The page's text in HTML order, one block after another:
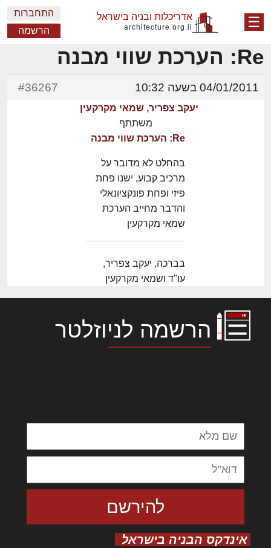
☰ אדריכלות ובניה בישראל
architecture.org.il
התחברות
הרשמה
Re: הערכת שווי מבנה
04/01/2011 בשעה 10:32 #36267
יעקב צפריר, שמאי מקרקעין
משתתף
Re: הערכת שווי מבנה
בהחלט לא מדובר על
מרכיב קבוע, ישנו פחת
פיזי ופחת פונקציונאלי
והדבר מחייב הערכת
שמאי מקרקעין
בברכה, יעקב צפריר,
עו"ד ושמאי מקרקעין
הרשמה לניוזלטר
אינדקס הבניה בישראל